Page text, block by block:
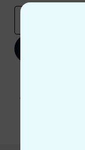
Mit Klick auf
Werbung und
Abmeldung ist